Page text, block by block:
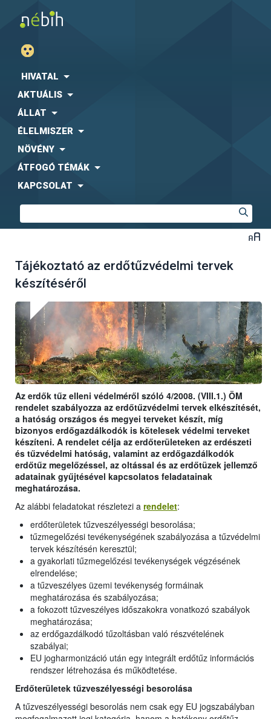
HIVATAL
AKTUÁLIS
ÁLLAT
ÉLELMISZER
NÖVÉNY
ÁTFOGÓ TÉMÁK
KAPCSOLAT
Tájékoztató az erdőtűzvédelmi tervek
készítéséről
Az erdők tűz elleni védelméről szóló 4/2008. (VIII.1.) ÖM
rendelet szabályozza az erdőtűzvédelmi tervek elkészítését,
a hatóság országos és megyei terveket készít, míg
bizonyos erdőgazdálkodók is kötelesek védelmi terveket
készíteni. A rendelet célja az erdőterületeken az erdészeti
és tűzvédelmi hatóság, valamint az erdőgazdálkodók
erdőtűz megelőzéssel, az oltással és az erdőtüzek jellemző
adatainak gyűjtésével kapcsolatos feladatainak
meghatározása.
Az alábbi feladatokat részletezi a rendelet:
erdőterületek tűzveszélyességi besorolása;
tűzmegelőzési tevékenységének szabályozása a tűzvédelmi
tervek készítésén keresztül;
a gyakorlati tűzmegelőzési tevékenységek végzésének
elrendelése;
a tűzveszélyes üzemi tevékenység formáinak
meghatározása és szabályozása;
a fokozott tűzveszélyes időszakokra vonatkozó szabályok
meghatározása;
az erdőgazdálkodó tűzoltásban való részvételének
szabályai;
EU jogharmonizáció után egy integrált erdőtűz információs
rendszer létrehozása és működtetése.
Erdőterületek tűzveszélyességi besorolása
A tűzveszélyességi besorolás nem csak egy EU jogszabályban